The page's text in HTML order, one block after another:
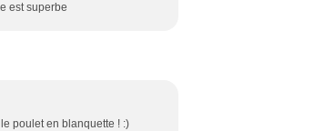
est superbe
poulet en blanquette ! :)